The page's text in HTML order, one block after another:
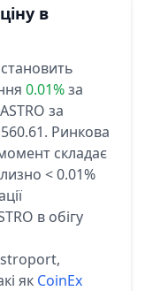
в
0.01%за
за
Ринкова
складає
< 0.01%
в обігу
як CoinEx